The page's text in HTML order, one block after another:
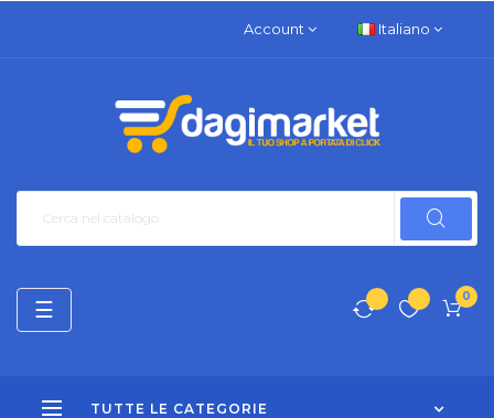
Account Italiano
0
TUTTE LE CATEGORIE
navigazione
Toggle
☰